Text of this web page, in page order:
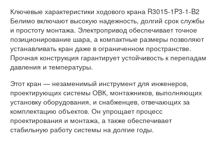
Ключевые характеристики ходового крана R3015-1P3-1-B2
Белимо включают высокую надежность, долгий срок службы
и простоту монтажа. Электропривод обеспечивает точное
позиционирование шара, а компактные размеры позволяют
устанавливать кран даже в ограниченном пространстве.
Прочная конструкция гарантирует устойчивость к перепадам
давления и температуры.
Этот кран — незаменимый инструмент для инженеров,
проектирующих системы ОВК, монтажников, выполняющих
установку оборудования, и снабженцев, отвечающих за
комплектацию объектов. Он упрощает процесс
проектирования и монтажа, а также обеспечивает
стабильную работу системы на долгие годы.